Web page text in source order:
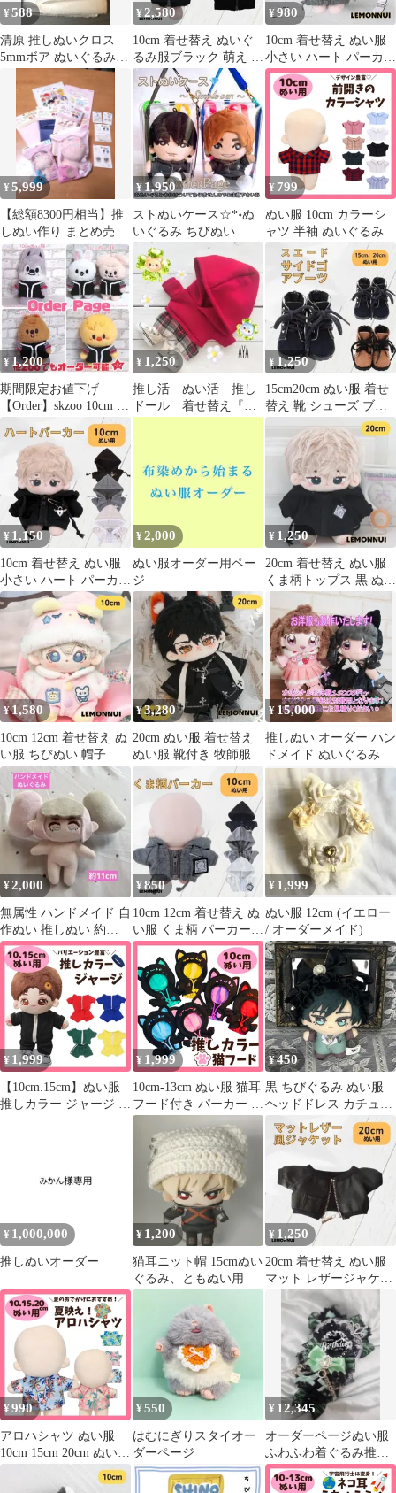
¥588
清原 推しぬいクロス
5mmボア ぬいぐるみ用
生地70cmx30cmホワイ
¥2,580
10cm 着せ替え ぬいぐ
るみ服ブラック 萌え ぬ
い活 推しぬい-B2613
¥980
10cm 着せ替え ぬい服
小さい ハート パーカー
グレー 推し活 ぬい活-
E01302
¥5,999
【総額8300円相当】推
しぬい作り まとめ売り
セット【バラ売り不
可】
¥ 1,950
ストぬいケース☆*॰ぬ
いぐるみ ちびぬい
SixTONES 手つなぎス
ト
¥ 799
ぬい服 10cm カラーシ
ャツ 半袖 ぬいぐるみ
服 前開き マジックテー
プ シャツ トップス ぬ
いぐるみ用 人形 着せ替
え 洋服 ちびぬいぐるみ
11cm 12cm 13cm
¥ 1,200
期間限定お値下げ
【Order】skzoo 10cm ぬ
い服 エコパ ユニフォー
ム
¥ 1,250
推し活 ぬい活 推し
ドール 着せ替え『裏
起毛パーカー 赤♡』
¥ 1,250
15cm20cm ぬい服 着せ
替え 靴 シューズ ブー
ツ ぬい活 推し-X027
¥ 1,150
10cm 着せ替え ぬい服
小さい ハート パーカー
黒 推し活-A151202
¥2,000
ぬい服オーダー用ペー
ジ
¥ 1,250
20cm 着せ替え ぬい服
くま柄トップス 黒 ぬい
ぐるみ服 推し活-E063
¥1,580
10cm 12cm 着せ替え ぬ
い服 ちびぬい 帽子 ぬ
い活 推し活-E077
¥3,280
20cm ぬい服 着せ替え
ぬい服 靴付き 牧師服
推し活 ぬい活-A3209
¥ 15,000
推しぬい オーダー ハン
ドメイド ぬいぐるみ 棉
花娃娃 無属性 お洋服可
自作
¥2,000
無属性 ハンドメイド 自
作ぬい 推しぬい 約
10cm
¥850
10cm 12cm 着せ替え ぬ
い服 くま柄 パーカー
ぬい活 推し活-E013
¥ 1,999
ぬい服 12cm (イエロー
/ オーダーメイド)
¥ 1,999
【10cm.15cm】ぬい服
推しカラー ジャージ セ
ちびぬい
¥ 1,999
10cm-13cm ぬい服 猫耳
フード付き パーカー 推
しカラー ちびぬいぐる
み用 着せ替え 6色 いつ
ぬい ちびぐるみ ぬい活
¥450
黒 ちびぐるみ ぬい服
ヘッドドレス カチュー
シャ リボン
¥ 1,000,000
推しぬいオーダー
¥ 1,200
猫耳ニット帽 15cmぬい
ぐるみ、ともぬい用
¥ 1,250
20cm 着せ替え ぬい服
マット レザージャケッ
ト 推しぬい-E095
¥990
アロハシャツ ぬい服
10cm 15cm 20cm ぬいぐ
るみ服 推しぬい 着せ替
え 夏 南国 ハワイ ビー
¥550
はむにぎりスタイオー
ダーページ
¥ 12,345
オーダーページぬい服
ふわふわ着ぐるみ推し
ぬいにじぬいいつぬい
ともぬいコスマス